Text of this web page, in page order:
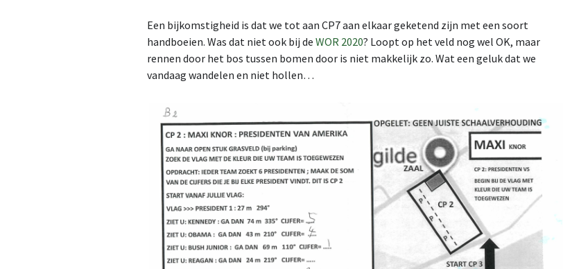
Een bijkomstigheid is dat we tot aan CP7 aan elkaar geketend zijn met een soort
handboeien. Was dat niet ook bij de WOR 2020? Loopt op het veld nog wel OK, maar
rennen door het bos tussen bomen door is niet makkelijk zo. Wat een geluk dat we
vandaag wandelen en niet hollen…